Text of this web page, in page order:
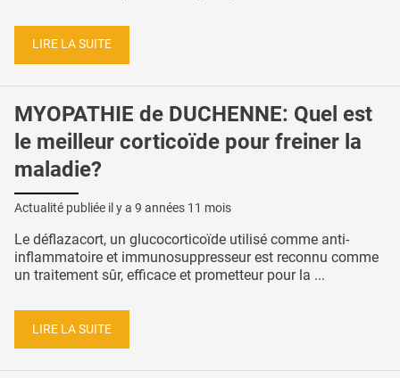
LIRE LA SUITE
MYOPATHIE de DUCHENNE: Quel est
le meilleur corticoïde pour freiner la
maladie?
Actualité publiée il y a 9 années 11 mois
Le déflazacort, un glucocorticoïde utilisé comme anti-
inflammatoire et immunosuppresseur est reconnu comme
un traitement sûr, efficace et prometteur pour la ...
LIRE LA SUITE